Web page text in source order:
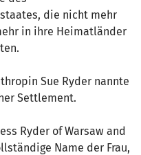
die nicht mehr
in ihre Heimatländer
Sue Ryder nannte
Settlement.
Ryder of Warsaw and
Name der Frau,